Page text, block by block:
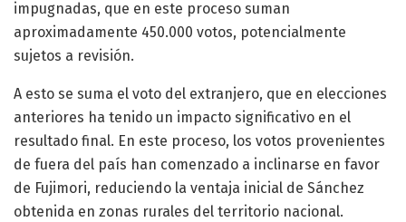
impugnadas, que en este proceso suman
aproximadamente 450.000 votos, potencialmente
sujetos a revisión.
A esto se suma el voto del extranjero, que en elecciones
anteriores ha tenido un impacto significativo en el
resultado final. En este proceso, los votos provenientes
de fuera del país han comenzado a inclinarse en favor
de Fujimori, reduciendo la ventaja inicial de Sánchez
obtenida en zonas rurales del territorio nacional.